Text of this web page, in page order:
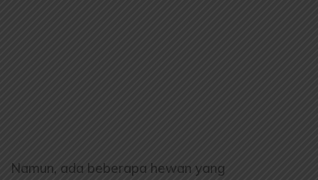
Namun, ada beberapa hewan yang